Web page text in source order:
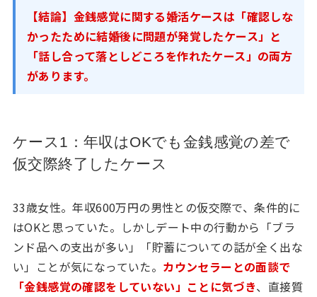
【結論】金銭感覚に関する婚活ケースは「確認しな
かったために結婚後に問題が発覚したケース」と
「話し合って落としどころを作れたケース」の両方
があります。
ケース1：年収はOKでも金銭感覚の差で
仮交際終了したケース
33歳女性。年収600万円の男性との仮交際で、条件的に
はOKと思っていた。しかしデート中の行動から「ブラ
ンド品への支出が多い」「貯蓄についての話が全く出な
い」ことが気になっていた。 カウンセラーとの面談で
「金銭感覚の確認をしていない」ことに気づき、直接質